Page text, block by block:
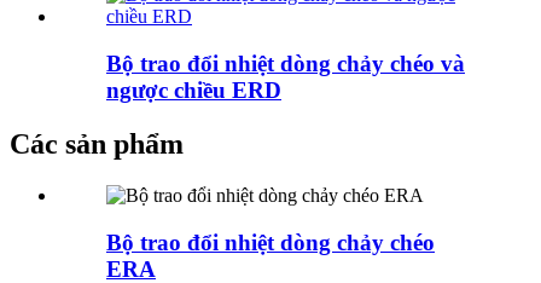
Bộ trao đổi nhiệt dòng chảy chéo và
ngược chiều ERD
Các sản phẩm
Bộ trao đổi nhiệt dòng chảy chéo
ERA